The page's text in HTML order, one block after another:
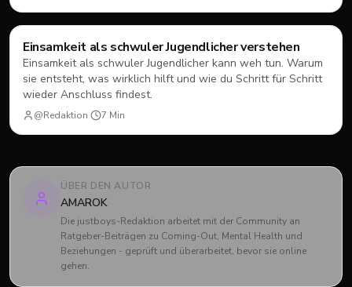
Mental Health
Einsamkeit als schwuler Jugendlicher verstehen
Einsamkeit als schwuler Jugendlicher kann weh tun. Warum
sie entsteht, was wirklich hilft und wie du Schritt für Schritt
wieder Anschluss findest.
@Redaktion· 7 Min
ÜBER DEN AUTOR
AMAROK
Die justboys-Redaktion arbeitet mit der Community an
Ratgeber-Beiträgen zu Coming-Out, Mental Health und
Beziehungen - geprüft und überarbeitet, bevor sie online
gehen.